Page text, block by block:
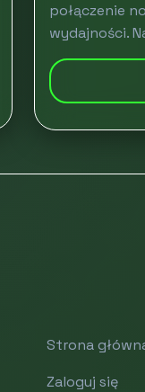
połączenie
wydajności.
Strona
Zaloguj się